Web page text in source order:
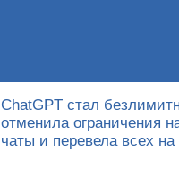
ChatGPT стал
отменила ограничения
чаты и перевела всех на